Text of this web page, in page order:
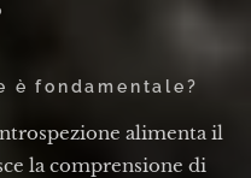
è fondamentale?
alimenta il
la comprensione di